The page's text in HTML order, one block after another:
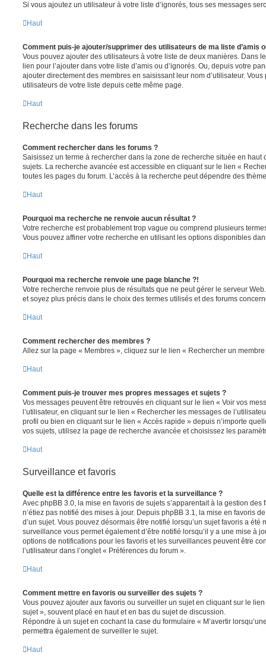
Si vous ajoutez un utilisateur à votre liste d’ignorés, tous ses messages
Haut
Comment puis-je ajouter/supprimer des utilisateurs de ma liste d’amis
Vous pouvez ajouter des utilisateurs à votre liste de deux manières. Dans
lien pour l’ajouter dans votre liste d’amis ou d’ignorés. Ou, depuis votre
ajouter directement des membres en saisissant leur nom d’utilisateur.
utilisateurs de votre liste depuis cette même page.
Haut
Recherche dans les forums
Comment rechercher dans les forums ?
Saisissez un terme à rechercher dans la zone de recherche située en haut
sujets. La recherche avancée est accessible en cliquant sur le lien «
toutes les pages du forum. L’accès à la recherche peut dépendre des
Haut
Pourquoi ma recherche ne renvoie aucun résultat ?
Votre recherche est probablement trop vague ou comprend plusieurs
Vous pouvez affiner votre recherche en utilisant les options disponibles
Haut
Pourquoi ma recherche renvoie une page blanche ?!
Votre recherche renvoie plus de résultats que ne peut gérer le serveur
et soyez plus précis dans le choix des termes utilisés et des forums
Haut
Comment rechercher des membres ?
Allez sur la page « Membres », cliquez sur le lien « Rechercher un membre
Haut
Comment puis-je trouver mes propres messages et sujets ?
Vos messages peuvent être retrouvés en cliquant sur le lien « Voir vos
l’utilisateur, en cliquant sur le lien « Rechercher les messages de
profil ou bien en cliquant sur le lien « Accès rapide » depuis n’importe
vos sujets, utilisez la page de recherche avancée et choisissez les
Haut
Surveillance et favoris
Quelle est la différence entre les favoris et la surveillance ?
Avec phpBB 3.0, la mise en favoris de sujets s’apparentait à la gestion des
n’étiez pas notifié des mises à jour. Depuis phpBB 3.1, la mise en favoris
d’un sujet. Vous pouvez désormais être notifié lorsqu’un sujet favoris a été
surveillance vous permet également d’être notifié lorsqu’il y a une mise à
options de notifications pour les favoris et les surveillances peuvent être
l’utilisateur dans l’onglet « Préférences du forum ».
Haut
Comment mettre en favoris ou surveiller des sujets ?
Vous pouvez ajouter aux favoris ou surveiller un sujet en cliquant sur le
sujet », souvent placé en haut et en bas du sujet de discussion.
Répondre à un sujet en cochant la case du formulaire « M’avertir
permettra également de surveiller le sujet.
Haut